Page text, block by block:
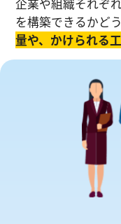
企業や組織それぞ
を構築できるかど
量や、かけられる